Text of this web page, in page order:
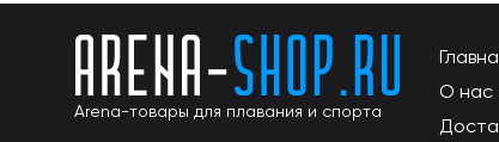
Arena-товары для плавания и спорта
О нас